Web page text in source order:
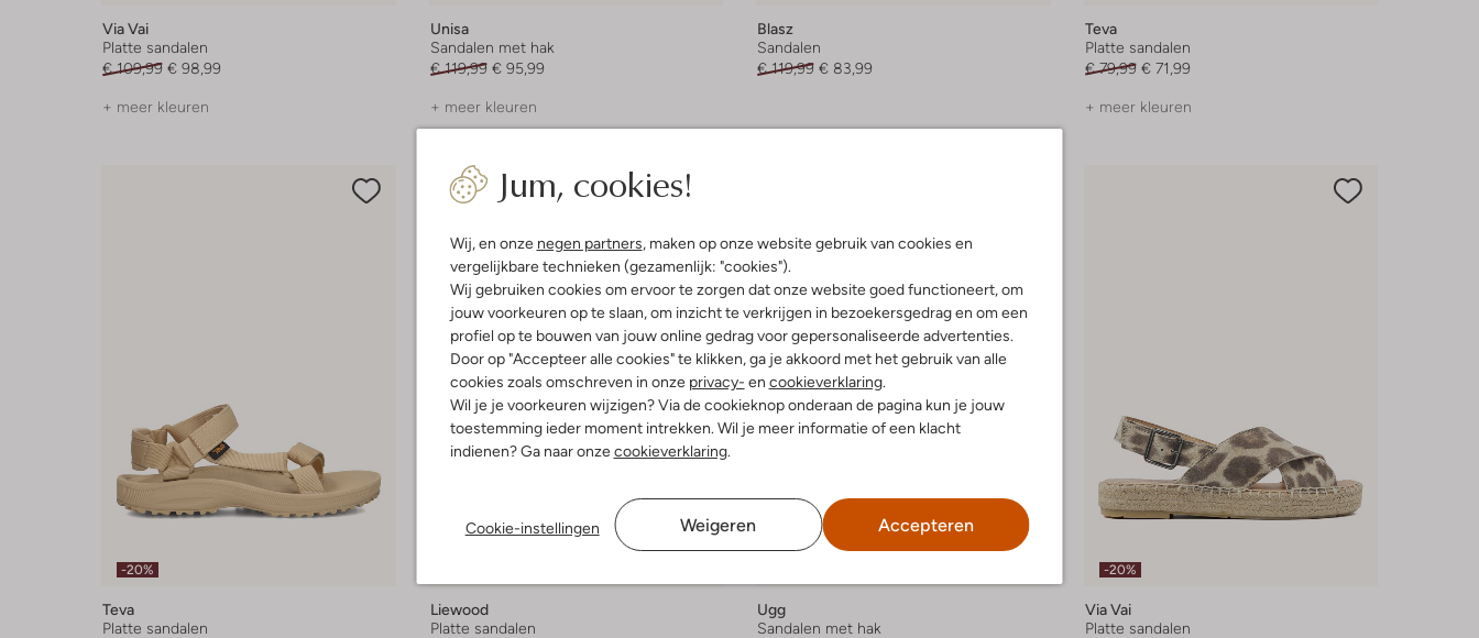
Jum, cookies!
Wij, en onze negen partners, maken op onze website gebruik van cookies en
vergelijkbare technieken (gezamenlijk: "cookies").
Wij gebruiken cookies om ervoor te zorgen dat onze website goed functioneert, om
jouw voorkeuren op te slaan, om inzicht te verkrijgen in bezoekersgedrag en om een
profiel op te bouwen van jouw online gedrag voor gepersonaliseerde advertenties.
Door op "Accepteer alle cookies" te klikken, ga je akkoord met het gebruik van alle
cookies zoals omschreven in onze privacy- en cookieverklaring.
Wil je je voorkeuren wijzigen? Via de cookieknop onderaan de pagina kun je jouw
toestemming ieder moment intrekken. Wil je meer informatie of een klacht
indienen? Ga naar onzecookieverklaring.
Cookie-instellingen Weigeren Accepteren
Via Vai
Platte sandalen
€ 109,99 € 98,99
+ meer kleuren
Unisa
Sandalen met hak
€ 119,99 € 95,99
+ meer kleuren
Blasz
Sandalen
€ 119,99 € 83,99
Teva
Platte sandalen
€ 79,99 € 71,99
+ meer kleuren
-20%
Teva
Platte sandalen
Liewood
Platte sandalen
Ugg
Sandalen met hak
-20%
Via Vai
Platte sandalen